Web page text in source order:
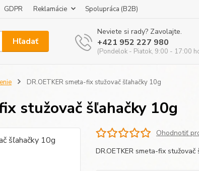
GDPR Reklamácie Spolupráca (B2B)
Hľadať
Neviete si rady? Zavolajte.
+421 952 227 980
(Pondelok - Piatok, 9:00 - 17:00
DR.OETKER smeta-fix stužovač šľahačky 10g
stužovač šľahačky 10g
Ohodnotiť
DR.OETKER smeta-fix stužovač